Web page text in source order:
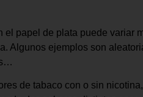
el papel de plata puede variar
Algunos ejemplos son
de tabaco con o sin